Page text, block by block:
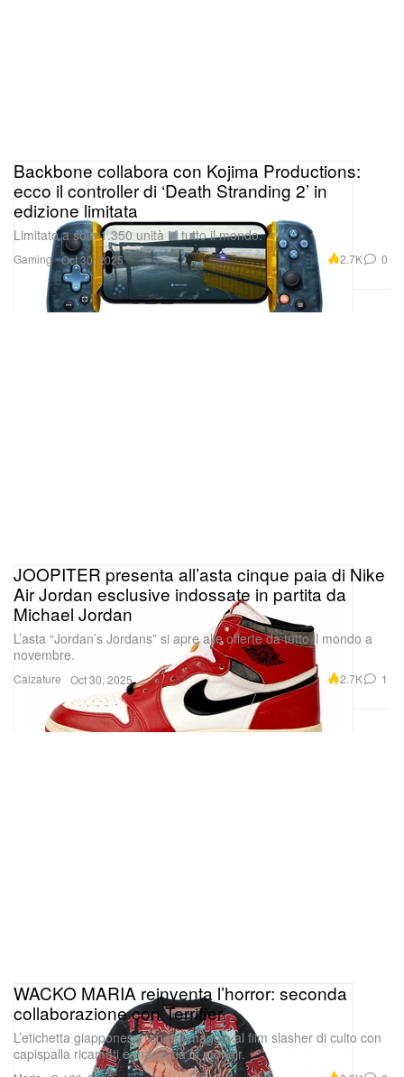
Gaming
Backbone collabora con Kojima Productions:
ecco il controller di ‘Death Stranding 2’ in
edizione limitata
Limitato a sole 1.350 unità in tutto il mondo.
Oct 30, 2025 2.7K 0
Calzature
JOOPITER presenta all’asta cinque paia di Nike
Air Jordan esclusive indossate in partita da
Michael Jordan
L’asta “Jordan’s Jordans” si apre alle offerte da tutto il mondo a
novembre.
Oct 30, 2025 2.7K 1
WACKO MARIA reinventa l’horror: seconda
collaborazione con Terrifier
L’etichetta giapponese rende omaggio al film slasher di culto con
capispalla ricamati e maglieria in mohair.